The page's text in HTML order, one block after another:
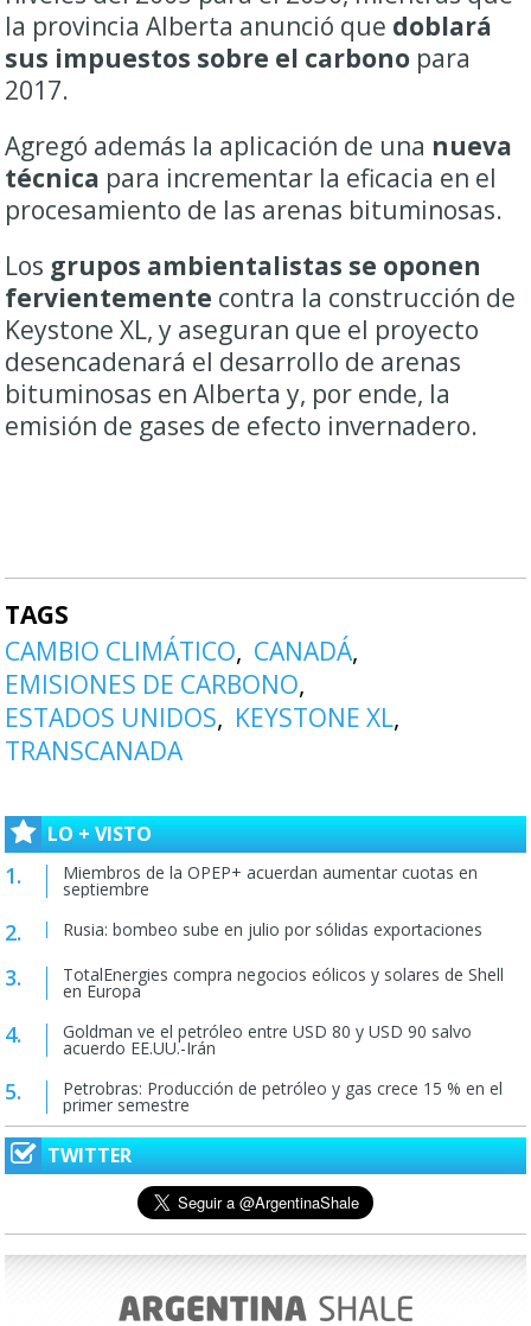
la provincia Alberta anunció que doblará
sus impuestos sobre el carbono para
2017.
Agregó además la aplicación de una nueva
técnica para incrementar la eficacia en el
procesamiento de las arenas bituminosas.
Los grupos ambientalistas se oponen
fervientemente contra la construcción de
Keystone XL, y aseguran que el proyecto
desencadenará el desarrollo de arenas
bituminosas en Alberta y, por ende, la
emisión de gases de efecto invernadero.
TAGS
CAMBIO CLIMÁTICO
CANADÁ
EMISIONES DE CARBONO
ESTADOS UNIDOS
KEYSTONE XL
TRANSCANADA
LO + VISTO
Miembros de la OPEP+ acuerdan aumentar cuotas en
septiembre
Rusia: bombeo sube en julio por sólidas exportaciones
TotalEnergies compra negocios eólicos y solares de Shell
en Europa
Goldman ve el petróleo entre USD 80 y USD 90 salvo
acuerdo EE.UU.-Irán
Petrobras: Producción de petróleo y gas crece 15 % en el
primer semestre
TWITTER